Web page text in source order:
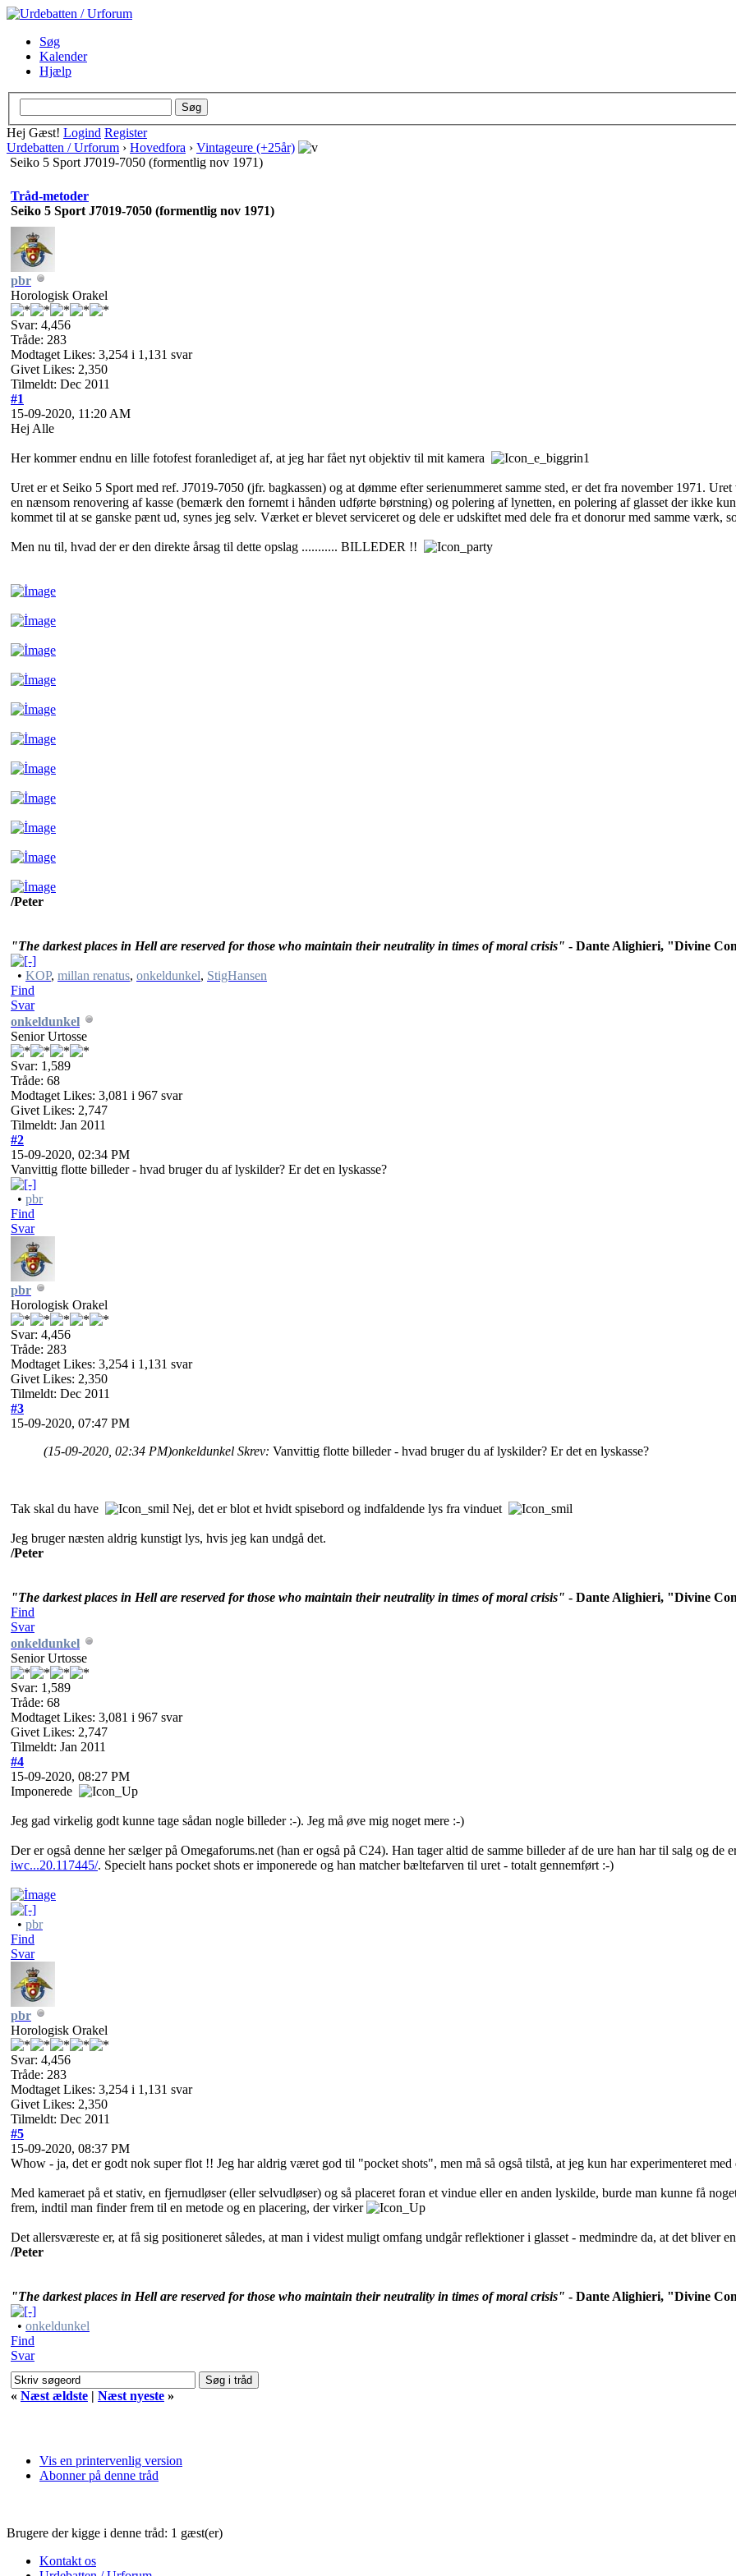
Søg
Kalender
Hjælp
Hej Gæst! Logind Register
Urdebatten / Urforum › Hovedfora › Vintageure (+25år)
Seiko 5 Sport J7019-7050 (formentlig nov 1971)
Tråd-metoder
Seiko 5 Sport J7019-7050 (formentlig nov 1971)
pbr
Horologisk Orakel
Svar: 4,456
Tråde: 283
Modtaget Likes: 3,254 i 1,131 svar
Givet Likes: 2,350
Tilmeldt: Dec 2011
#1
15-09-2020, 11:20 AM
Hej Alle
Her kommer endnu en lille fotofest foranlediget af, at jeg har fået nyt objektiv til mit kamera
Uret er et Seiko 5 Sport med ref. J7019-7050 (jfr. bagkassen) og at dømme efter serienummeret samme sted, er det fra november 1971.
en nænsom renovering af kasse (bemærk den fornemt i hånden udførte børstning) og polering af lynetten, en polering af glasset der ikke
kommet til at se ganske pænt ud, synes jeg selv. Værket er blevet serviceret og dele er udskiftet med dele fra et donorur med samme værk,
Men nu til, hvad der er den direkte årsag til dette opslag ........... BILLEDER !!
/Peter
"The darkest places in Hell are reserved for those who maintain their neutrality in times of moral crisis" - Dante Alighieri, "Divine
• KOP, millan renatus, onkeldunkel, StigHansen
Find
Svar
onkeldunkel
Senior Urtosse
Svar: 1,589
Tråde: 68
Modtaget Likes: 3,081 i 967 svar
Givet Likes: 2,747
Tilmeldt: Jan 2011
#2
15-09-2020, 02:34 PM
Vanvittig flotte billeder - hvad bruger du af lyskilder? Er det en lyskasse?
• pbr
Find
Svar
pbr
Horologisk Orakel
Svar: 4,456
Tråde: 283
Modtaget Likes: 3,254 i 1,131 svar
Givet Likes: 2,350
Tilmeldt: Dec 2011
#3
15-09-2020, 07:47 PM
(15-09-2020, 02:34 PM)onkeldunkel Skrev: Vanvittig flotte billeder - hvad bruger du af lyskilder? Er det en lyskasse?
Tak skal du have Nej, det er blot et hvidt spisebord og indfaldende lys fra vinduet
Jeg bruger næsten aldrig kunstigt lys, hvis jeg kan undgå det.
/Peter
"The darkest places in Hell are reserved for those who maintain their neutrality in times of moral crisis" - Dante Alighieri, "Divine
Find
Svar
onkeldunkel
Senior Urtosse
Svar: 1,589
Tråde: 68
Modtaget Likes: 3,081 i 967 svar
Givet Likes: 2,747
Tilmeldt: Jan 2011
#4
15-09-2020, 08:27 PM
Imponerede
Jeg gad virkelig godt kunne tage sådan nogle billeder :-). Jeg må øve mig noget mere :-)
Der er også denne her sælger på Omegaforums.net (han er også på C24). Han tager altid de samme billeder af de ure han har til salg og de
iwc...20.117445/. Specielt hans pocket shots er imponerede og han matcher bæltefarven til uret - totalt gennemført :-)
• pbr
Find
Svar
pbr
Horologisk Orakel
Svar: 4,456
Tråde: 283
Modtaget Likes: 3,254 i 1,131 svar
Givet Likes: 2,350
Tilmeldt: Dec 2011
#5
15-09-2020, 08:37 PM
Whow - ja, det er godt nok super flot !! Jeg har aldrig været god til "pocket shots", men må så også tilstå, at jeg kun har experimenteret med
Med kameraet på et stativ, en fjernudløser (eller selvudløser) og så placeret foran et vindue eller en anden lyskilde, burde man kunne få
frem, indtil man finder frem til en metode og en placering, der virker
Det allersværeste er, at få sig positioneret således, at man i videst muligt omfang undgår reflektioner i glasset - medmindre da, at det bliver
/Peter
"The darkest places in Hell are reserved for those who maintain their neutrality in times of moral crisis" - Dante Alighieri, "Divine
• onkeldunkel
Find
Svar
« Næst ældste | Næst nyeste »
Vis en printervenlig version
Abonner på denne tråd
Brugere der kigge i denne tråd: 1 gæst(er)
Kontakt os